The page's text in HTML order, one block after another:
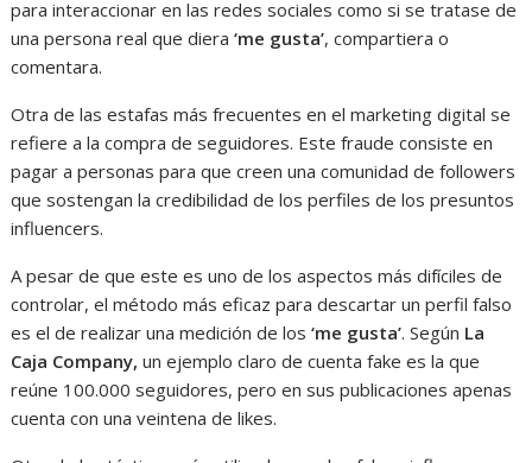
para interaccionar en las redes sociales como si se tratase de
una persona real que diera ‘me gusta’, compartiera o
comentara.
Otra de las estafas más frecuentes en el marketing digital se
refiere a la compra de seguidores. Este fraude consiste en
pagar a personas para que creen una comunidad de followers
que sostengan la credibilidad de los perfiles de los presuntos
influencers.
A pesar de que este es uno de los aspectos más difíciles de
controlar, el método más eficaz para descartar un perfil falso
es el de realizar una medición de los ‘me gusta’. Según La
Caja Company, un ejemplo claro de cuenta fake es la que
reúne 100.000 seguidores, pero en sus publicaciones apenas
cuenta con una veintena de likes.